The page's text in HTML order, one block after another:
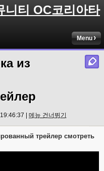
니티 OC코리아타
Menu
из
| 메뉴 건너뛰기
трейлер смотреть